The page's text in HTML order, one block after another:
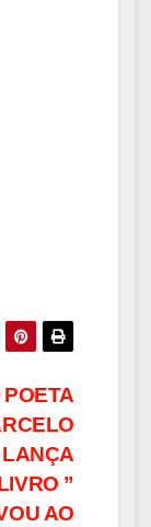
POETA
”
AO